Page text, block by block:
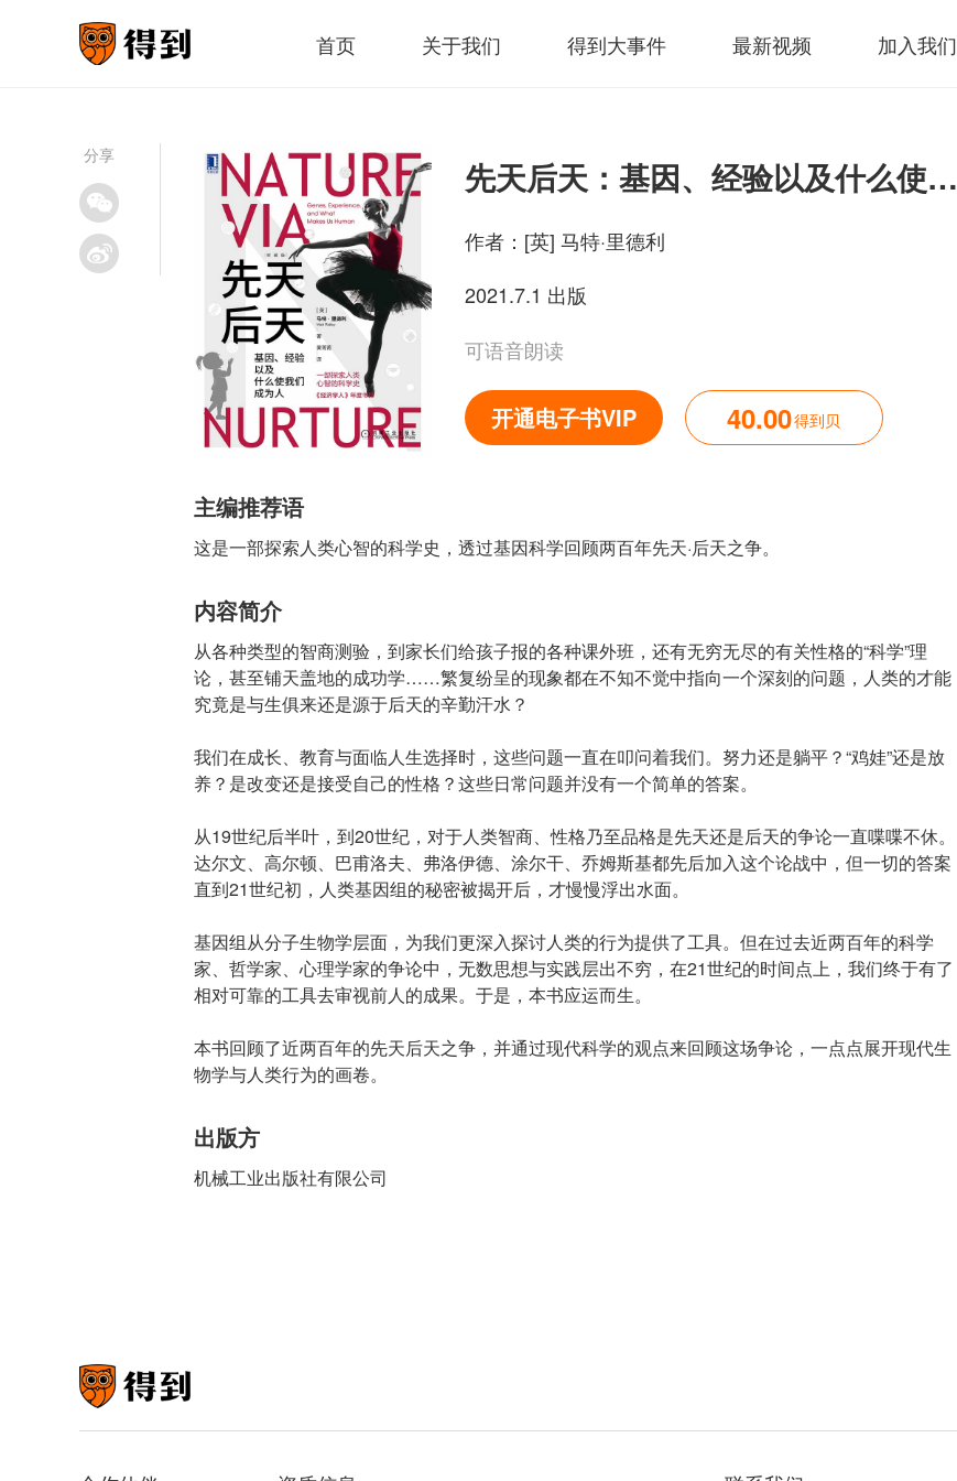
首页 关于我们 得到大事件 最新视频 加入我们
分享
先天后天：基因、经验以及什么使我们成为人
作者： [英] 马特·里德利
2021.7.1 出版
可语音朗读
开通电子书VIP 40.00得到贝
主编推荐语
这是一部探索人类心智的科学史，透过基因科学回顾两百年先天·后天之争。
内容简介
从各种类型的智商测验，到家长们给孩子报的各种课外班，还有无穷无尽的有关性格的“科学”理
论，甚至铺天盖地的成功学……繁复纷呈的现象都在不知不觉中指向一个深刻的问题，人类的才能
究竟是与生俱来还是源于后天的辛勤汗水？
我们在成长、教育与面临人生选择时，这些问题一直在叩问着我们。努力还是躺平？“鸡娃”还是放
养？是改变还是接受自己的性格？这些日常问题并没有一个简单的答案。
从19世纪后半叶，到20世纪，对于人类智商、性格乃至品格是先天还是后天的争论一直喋喋不休。
达尔文、高尔顿、巴甫洛夫、弗洛伊德、涂尔干、乔姆斯基都先后加入这个论战中，但一切的答案
直到21世纪初，人类基因组的秘密被揭开后，才慢慢浮出水面。
基因组从分子生物学层面，为我们更深入探讨人类的行为提供了工具。但在过去近两百年的科学
家、哲学家、心理学家的争论中，无数思想与实践层出不穷，在21世纪的时间点上，我们终于有了
相对可靠的工具去审视前人的成果。于是，本书应运而生。
本书回顾了近两百年的先天后天之争，并通过现代科学的观点来回顾这场争论，一点点展开现代生
物学与人类行为的画卷。
出版方
机械工业出版社有限公司